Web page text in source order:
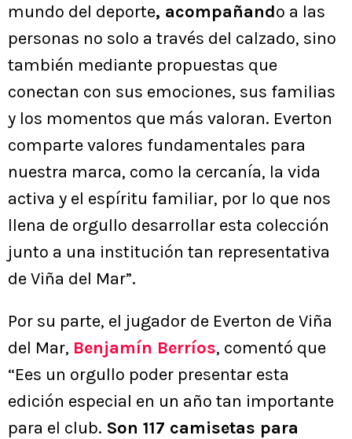
mundo del deporte, acompañando a las
personas no solo a través del calzado, sino
también mediante propuestas que
conectan con sus emociones, sus familias
y los momentos que más valoran. Everton
comparte valores fundamentales para
nuestra marca, como la cercanía, la vida
activa y el espíritu familiar, por lo que nos
llena de orgullo desarrollar esta colección
junto a una institución tan representativa
de Viña del Mar”.
Por su parte, el jugador de Everton de Viña
del Mar, Benjamín Berríos, comentó que
“Ees un orgullo poder presentar esta
edición especial en un año tan importante
para el club. Son 117 camisetas para